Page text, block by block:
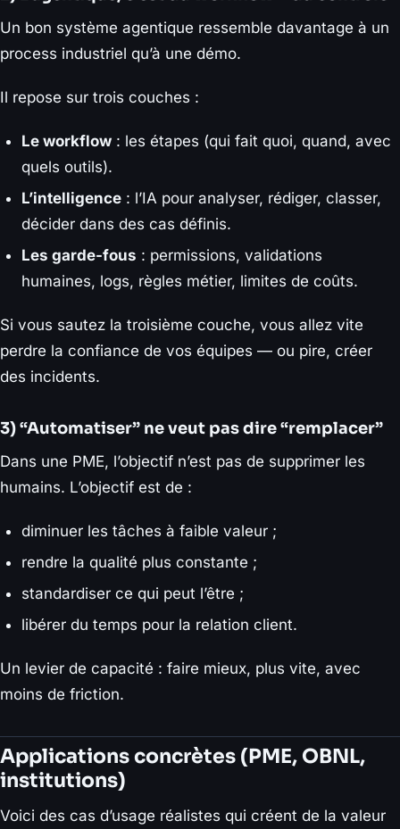
Un bon système agentique ressemble davantage à un
process industriel qu’à une démo.
Il repose sur trois couches :
Le workflow : les étapes (qui fait quoi, quand, avec
quels outils).
L’intelligence : l’IA pour analyser, rédiger, classer,
décider dans des cas définis.
Les garde-fous : permissions, validations
humaines, logs, règles métier, limites de coûts.
Si vous sautez la troisième couche, vous allez vite
perdre la confiance de vos équipes — ou pire, créer
des incidents.
3) “Automatiser” ne veut pas dire “remplacer”
Dans une PME, l’objectif n’est pas de supprimer les
humains. L’objectif est de :
diminuer les tâches à faible valeur ;
rendre la qualité plus constante ;
standardiser ce qui peut l’être ;
libérer du temps pour la relation client.
Un levier de capacité : faire mieux, plus vite, avec
moins de friction.
Applications concrètes (PME, OBNL,
institutions)
Voici des cas d’usage réalistes qui créent de la valeur